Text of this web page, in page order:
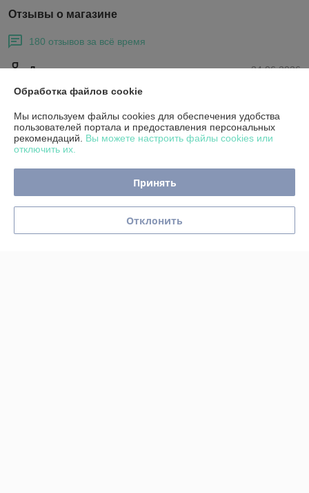
Отзывы о магазине
180 отзывов за всё время
24.06.2026
Денис
Отлично
22.01.2026
Покупатель
Сделка подтверждена через корзину
Обработка файлов cookie
Мы используем файлы cookies для обеспечения удобства
пользователей портала и предоставления персональных
рекомендаций. Вы можете настроить файлы cookies или
отключить их.
Принять
Отклонить